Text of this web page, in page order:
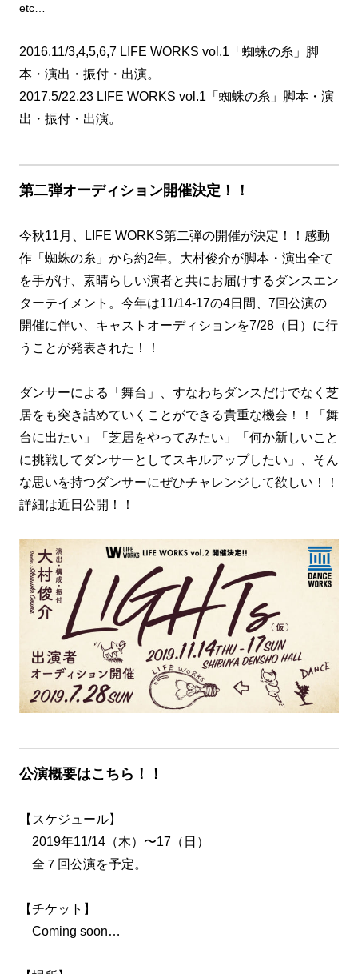
etc…
2016.11/3,4,5,6,7 LIFE WORKS vol.1「蜘蛛の糸」脚
本・演出・振付・出演。
2017.5/22,23 LIFE WORKS vol.1「蜘蛛の糸」脚本・演
出・振付・出演。
第二弾オーディション開催決定！！
今秋11月、LIFE WORKS第二弾の開催が決定！！感動
作「蜘蛛の糸」から約2年。大村俊介が脚本・演出全て
を手がけ、素晴らしい演者と共にお届けするダンスエン
ターテイメント。今年は11/14-17の4日間、7回公演の
開催に伴い、キャストオーディションを7/28（日）に行
うことが発表された！！
ダンサーによる「舞台」、すなわちダンスだけでなく芝
居をも突き詰めていくことができる貴重な機会！！「舞
台に出たい」「芝居をやってみたい」「何か新しいこと
に挑戦してダンサーとしてスキルアップしたい」、そん
な思いを持つダンサーにぜひチャレンジして欲しい！！
詳細は近日公開！！
公演概要はこちら！！
【スケジュール】
2019年11/14（木）〜17（日）
全７回公演を予定。
【チケット】
Coming soon…